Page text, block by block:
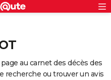
au carnet des décès des
recherche ou trouver un avis